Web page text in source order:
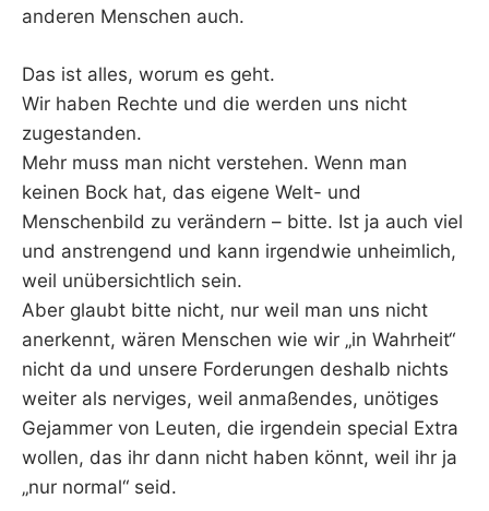
anderen Menschen auch.
Das ist alles, worum es geht.
Wir haben Rechte und die werden uns nicht
zugestanden.
Mehr muss man nicht verstehen. Wenn man
keinen Bock hat, das eigene Welt- und
Menschenbild zu verändern – bitte. Ist ja auch viel
und anstrengend und kann irgendwie unheimlich,
weil unübersichtlich sein.
Aber glaubt bitte nicht, nur weil man uns nicht
anerkennt, wären Menschen wie wir „in Wahrheit“
nicht da und unsere Forderungen deshalb nichts
weiter als nerviges, weil anmaßendes, unötiges
Gejammer von Leuten, die irgendein special Extra
wollen, das ihr dann nicht haben könnt, weil ihr ja
„nur normal“ seid.